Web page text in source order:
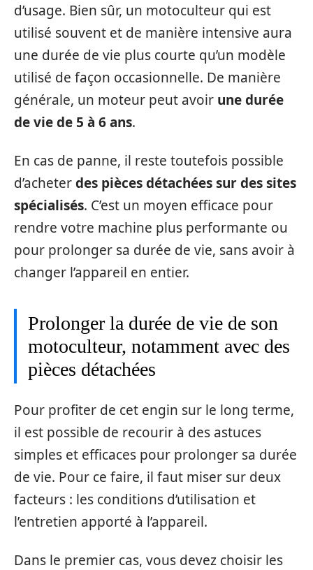
d’usage. Bien sûr, un motoculteur qui est
utilisé souvent et de manière intensive aura
une durée de vie plus courte qu’un modèle
utilisé de façon occasionnelle. De manière
générale, un moteur peut avoir une durée
de vie de 5 à 6 ans.
En cas de panne, il reste toutefois possible
d’acheterdes pièces détachées sur des sites
spécialisés. C’est un moyen efficace pour
rendre votre machine plus performante ou
pour prolonger sa durée de vie, sans avoir à
changer l’appareil en entier.
Prolonger la durée de vie de son
motoculteur, notamment avec des
pièces détachées
Pour profiter de cet engin sur le long terme,
il est possible de recourir à des astuces
simples et efficaces pour prolonger sa durée
de vie. Pour ce faire, il faut miser sur deux
facteurs : les conditions d’utilisation et
l’entretien apporté à l’appareil.
Dans le premier cas, vous devez choisir les